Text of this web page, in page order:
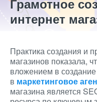
Грамотное
интернет
Практика создания и
магазинов показала,
вложением в
в маркетинговое
магазина является